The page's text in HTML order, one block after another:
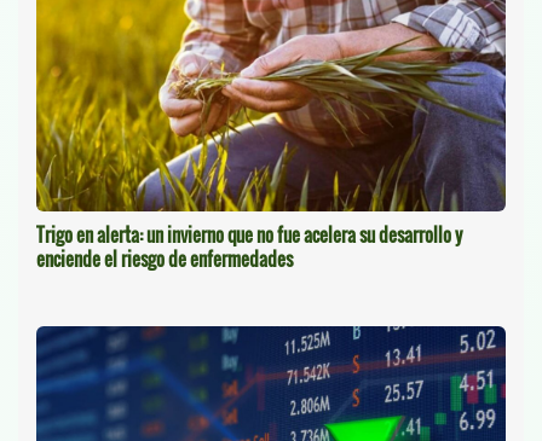
Trigo en alerta: un invierno que no fue acelera su desarrollo y
enciende el riesgo de enfermedades